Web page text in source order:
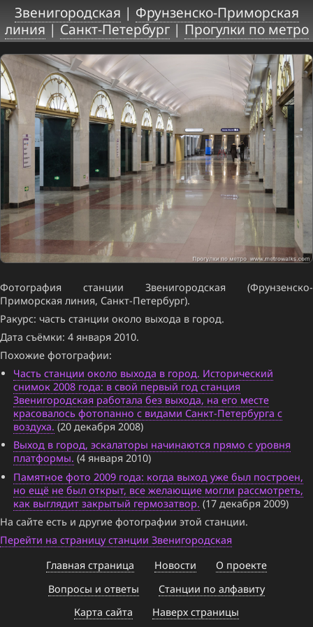
Звенигородская | Фрунзенско-Приморская
линия|Санкт-Петербург|Прогулки по метро
Фотография станции Звенигородская (Фрунзенско-
Приморская линия, Санкт-Петербург).
Ракурс: часть станции около выхода в город.
Дата съёмки: 4 января 2010.
Похожие фотографии:
Часть станции около выхода в город. Исторический
снимок 2008 года: в свой первый год станция
Звенигородская работала без выхода, на его месте
красовалось фотопанно с видами Санкт-Петербурга с
воздуха. (20 декабря 2008)
Выход в город, эскалаторы начинаются прямо с уровня
платформы. (4 января 2010)
Памятное фото 2009 года: когда выход уже был построен,
но ещё не был открыт, все желающие могли рассмотреть,
как выглядит закрытый гермозатвор. (17 декабря 2009)
На сайте есть и другие фотографии этой станции.
Перейти на страницу станции Звенигородская
Главная страница
Новости
О проекте
Вопросы и ответы
Станции по алфавиту
Карта сайта
Наверх страницы